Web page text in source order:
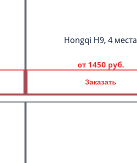
Hongqi H9, 4 места
от 1450 руб.
Заказать